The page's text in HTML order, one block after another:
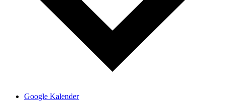
Google Kalender